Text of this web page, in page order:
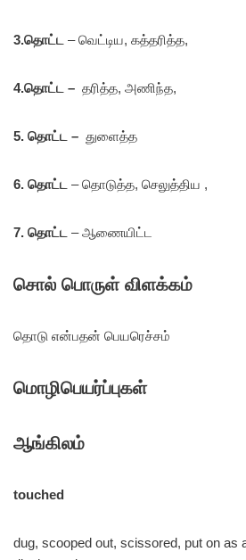
3.தொட்ட – வெட்டிய, கத்தரித்த,
4.தொட்ட – தரித்த, அணிந்த,
5. தொட்ட – துளைத்த
6. தொட்ட – தொடுத்த, செலுத்திய ,
7. தொட்ட – ஆணையிட்ட
சொல் பொருள் விளக்கம்
தொடு என்பதன் பெயரெச்சம்
மொழிபெயர்ப்புகள்
ஆங்கிலம்
touched
dug, scooped out, scissored, put on as